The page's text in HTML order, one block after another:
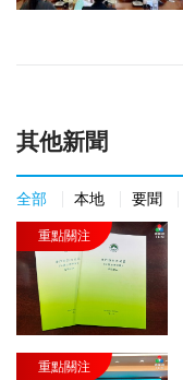
其他新聞
全部 本地 要聞